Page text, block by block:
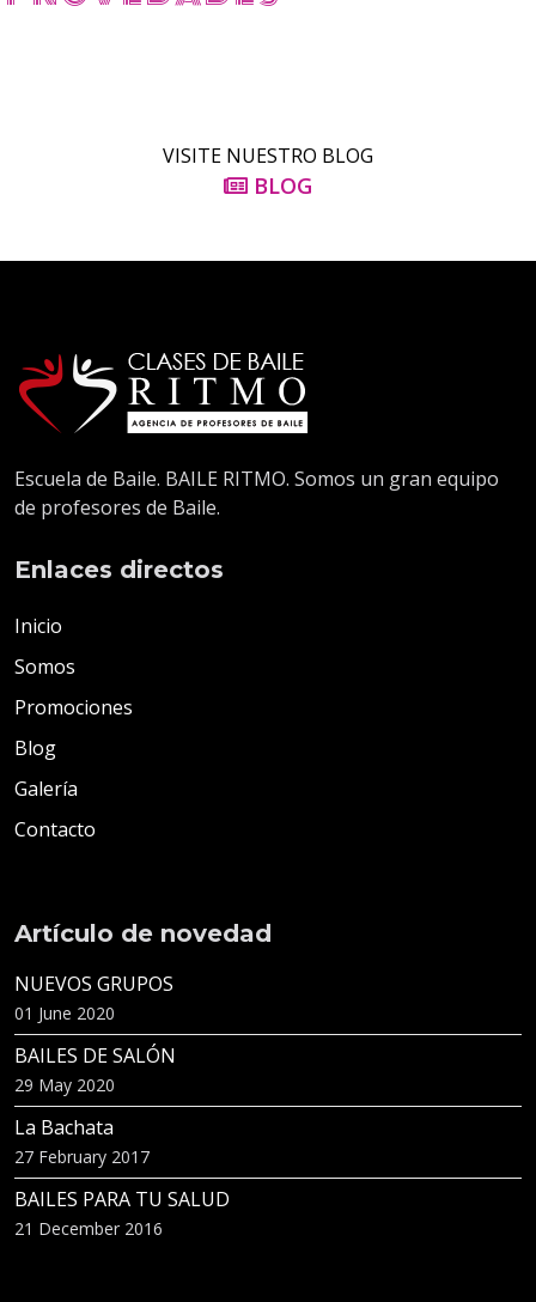
ÚLTIMOS EVENTOS
BLOG
Escuela de Baile. BAILE RITMO. Somos un gran equipo
Inicio
Promociones
Blog
Galería
Contacto
Artículo de novedad